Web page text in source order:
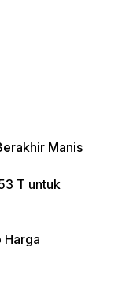
Manis
T untuk
Harga